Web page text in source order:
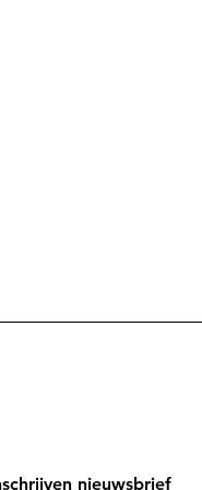
nieuwsbrief